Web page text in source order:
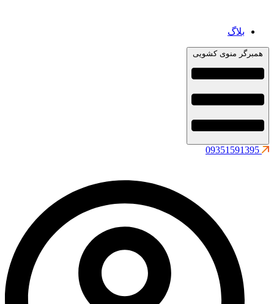
بلاگ
همبرگر منوی کشویی
09351591395